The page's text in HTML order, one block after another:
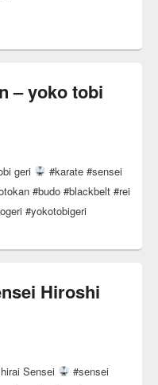
Sensei 7°dan JKA – Tekki
– yoko tobi
geri
#karate #sensei
#budo #blackbelt #rei
#yokotobigeri
Hiroshi
Sensei
#sensei